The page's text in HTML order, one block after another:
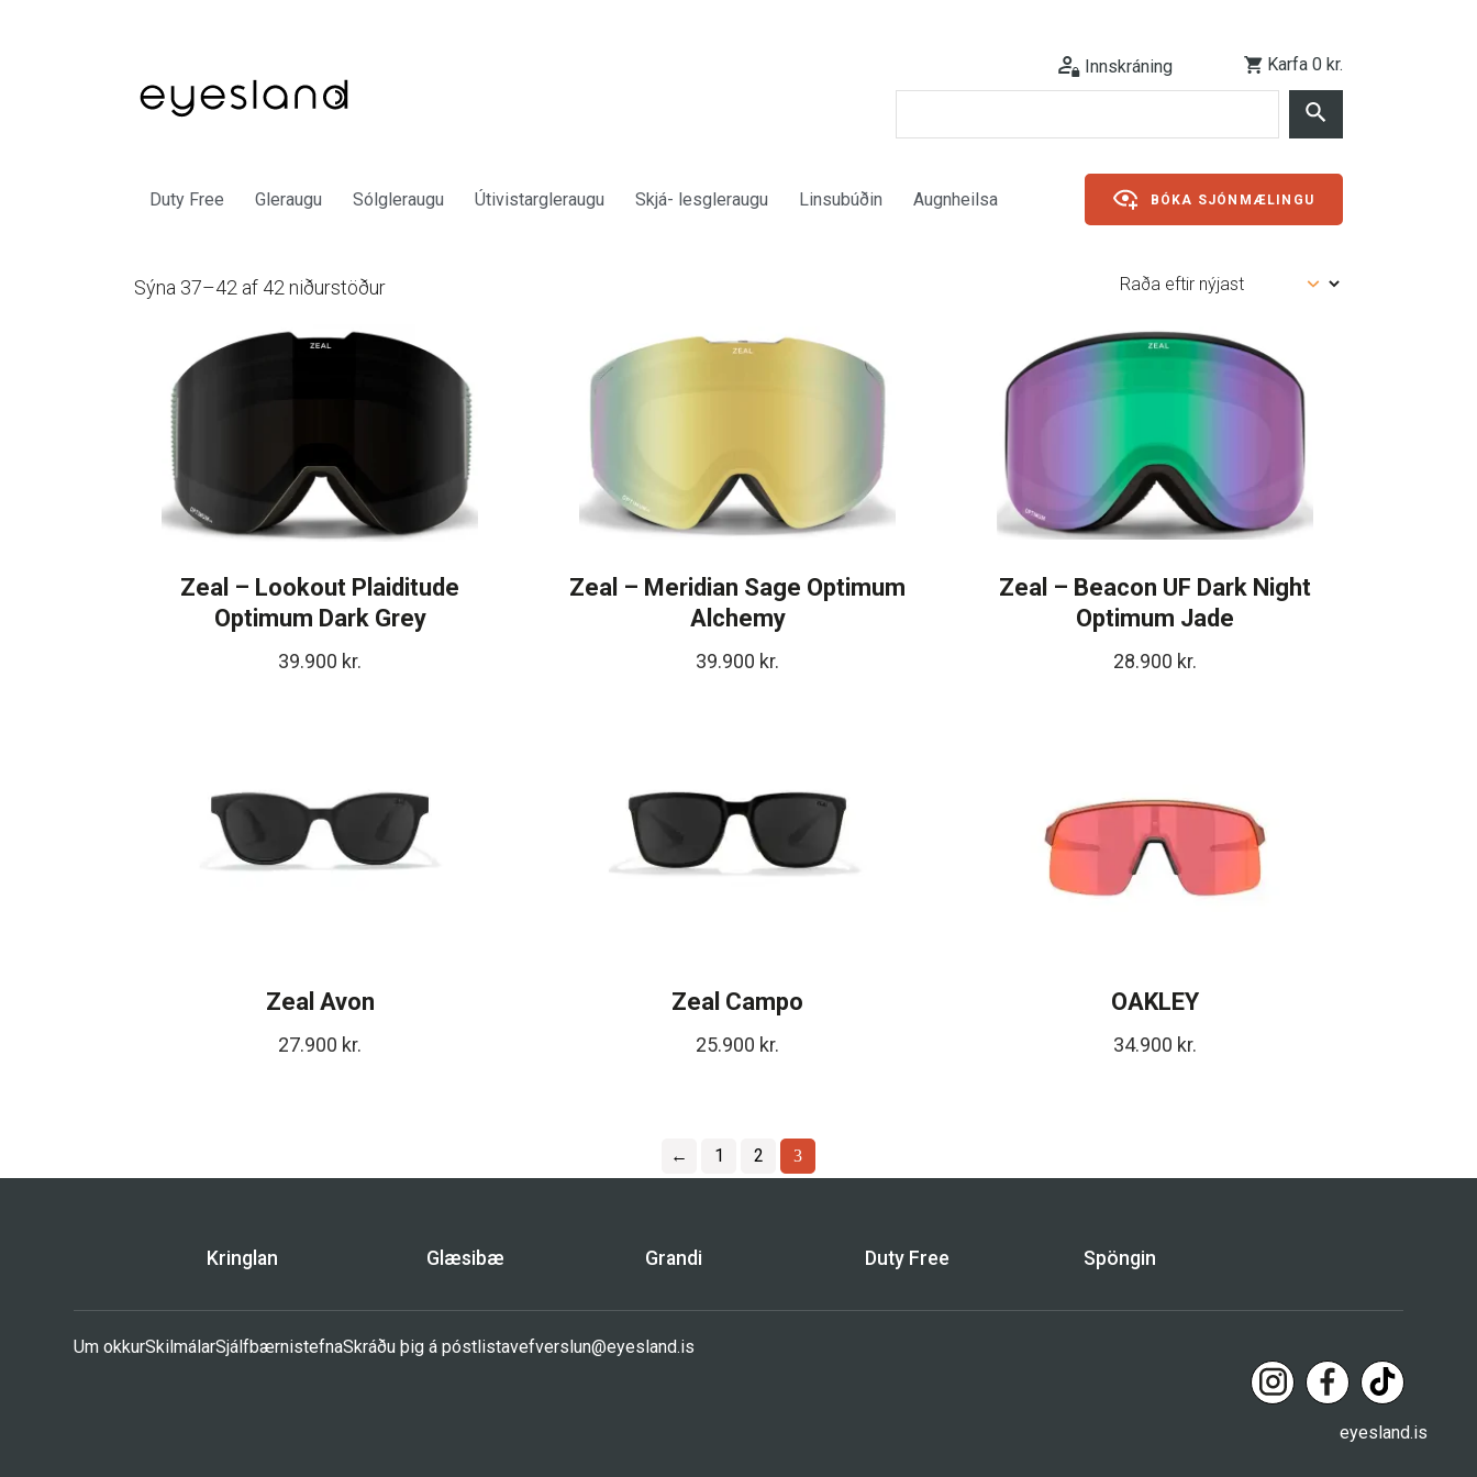
Innskráning Karfa 0 kr.
Duty Free Gleraugu Sólgleraugu Útivistargleraugu Skjá- lesgleraugu Linsubúðin Augnheilsa BÓKA SJÓNMÆLINGU
Sýna 37–42 af 42 niðurstöðurSorted
latest
Zeal – Lookout Plaiditude
Optimum Dark Grey
39.900 kr.
Zeal – Meridian Sage Optimum
Alchemy
39.900 kr.
Zeal – Beacon UF Dark Night
Optimum Jade
28.900 kr.
Zeal Avon
27.900 kr.
Zeal Campo
25.900 kr.
OAKLEY
34.900 kr.
← 1 2 3
Kringlan Glæsibæ Grandi Duty Free Spöngin
Um okkurSkilmálarSjálfbærnistefnaSkráðu þig á póstlistavefverslun@eyesland.is
eyesland.is